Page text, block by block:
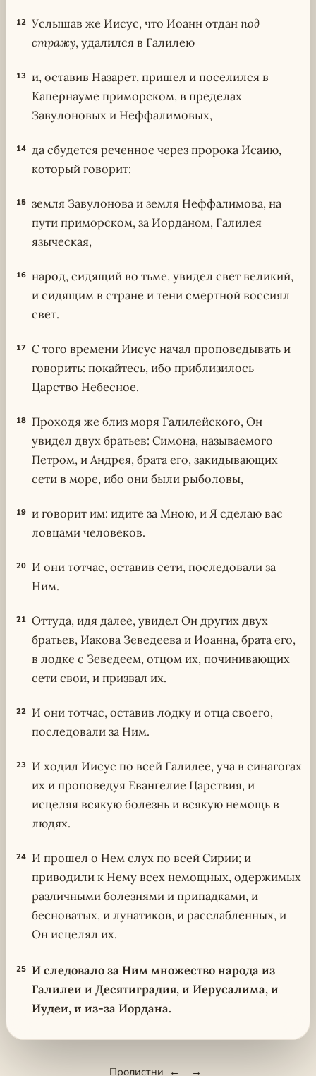
12 Услышав же Иисус, что Иоанн отдан под
стражу, удалился в Галилею
13 и, оставив Назарет, пришел и поселился в
Капернауме приморском, в пределах
Завулоновых и Неффалимовых,
14 да сбудется реченное через пророка Исаию,
который говорит:
15 земля Завулонова и земля Неффалимова, на
пути приморском, за Иорданом, Галилея
языческая,
16 народ, сидящий во тьме, увидел свет великий,
и сидящим в стране и тени смертной воссиял
свет.
17 С того времени Иисус начал проповедывать и
говорить: покайтесь, ибо приблизилось
Царство Небесное.
18 Проходя же близ моря Галилейского, Он
увидел двух братьев: Симона, называемого
Петром, и Андрея, брата его, закидывающих
сети в море, ибо они были рыболовы,
19 и говорит им: идите за Мною, и Я сделаю вас
ловцами человеков.
20 И они тотчас, оставив сети, последовали за
Ним.
21 Оттуда, идя далее, увидел Он других двух
братьев, Иакова Зеведеева и Иоанна, брата его,
в лодке с Зеведеем, отцом их, починивающих
сети свои, и призвал их.
22 И они тотчас, оставив лодку и отца своего,
последовали за Ним.
23
И ходил Иисус по всей Галилее, уча в синагогах
их и проповедуя Евангелие Царствия, и
исцеляя всякую болезнь и всякую немощь в
людях.
24 И прошел о Нем слух по всей Сирии; и
приводили к Нему всех немощных, одержимых
различными болезнями и припадками, и
бесноватых, и лунатиков, и расслабленных, и
Он исцелял их.
25 И следовало за Ним множество народа из
Галилеи и Десятиградия, и Иерусалима, и
Иудеи, и из-за Иордана.
Пролистни ← →